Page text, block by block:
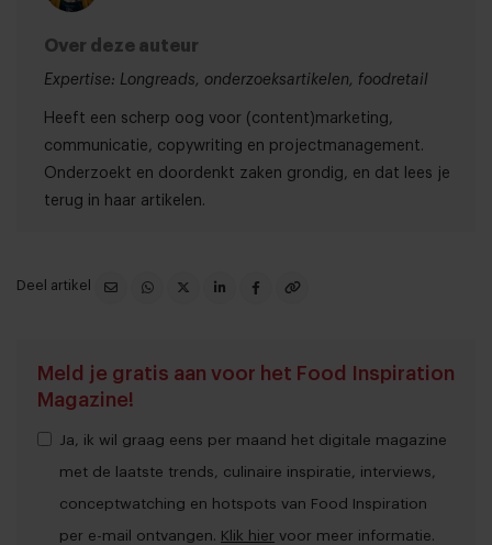
Over deze auteur
Expertise: Longreads, onderzoeksartikelen, foodretail
Heeft een scherp oog voor (content)marketing,
communicatie, copywriting en projectmanagement.
Onderzoekt en doordenkt zaken grondig, en dat lees je
terug in haar artikelen.
Deel artikel
Meld je gratis aan voor het Food Inspiration
Magazine!
Ja, ik wil graag eens per maand het digitale magazine
met de laatste trends, culinaire inspiratie, interviews,
conceptwatching en hotspots van Food Inspiration
per e-mail ontvangen. Klik hier voor meer informatie.